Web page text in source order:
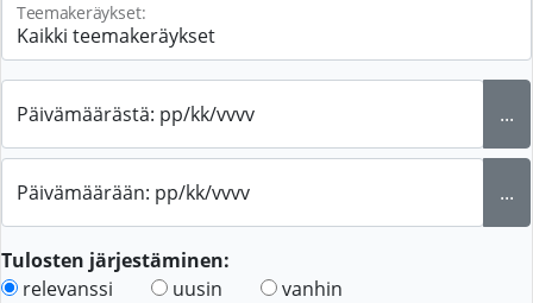
Teemakeräykset:
Päivämäärästä: pp/kk/vvvv ...
Päivämäärään: pp/kk/vvvv ...
Tulosten järjestäminen:
relevanssi
uusin vanhin